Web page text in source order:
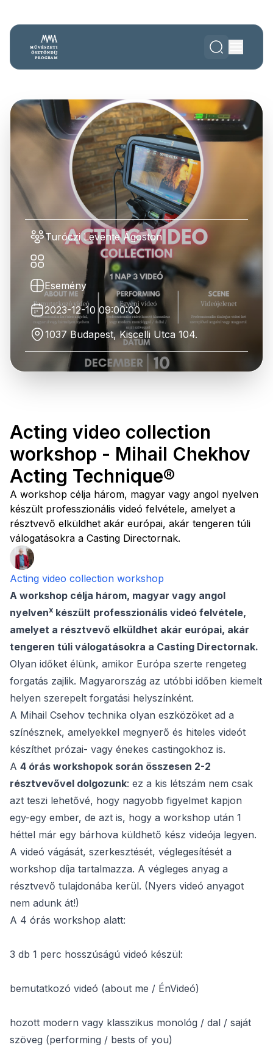
Turóczi Levente Ágoston
Esemény
2023-12-10 09:00:00
1037 Budapest, Kiscelli Utca 104.
Acting video collection
workshop - Mihail Chekhov
Acting Technique®
A workshop célja három, magyar vagy angol nyelven
készült professzionális videó felvétele, amelyet a
résztvevő elküldhet akár európai, akár tengeren túli
válogatásokra a Casting Directornak.
Acting video collection workshop
A workshop célja három, magyar vagy angol
nyelvenx készült professzionális videó felvétele,
amelyet a résztvevő elküldhet akár európai, akár
tengeren túli válogatásokra a Casting Directornak.
Olyan időket élünk, amikor Európa szerte rengeteg
forgatás zajlik. Magyarország az utóbbi időben kiemelt
helyen szerepelt forgatási helyszínként.
A Mihail Csehov technika olyan eszközöket ad a
színésznek, amelyekkel megnyerő és hiteles videót
készíthet prózai- vagy énekes castingokhoz is.
A 4 órás workshopok során összesen 2-2
résztvevővel dolgozunk: ez a kis létszám nem csak
azt teszi lehetővé, hogy nagyobb figyelmet kapjon
egy-egy ember, de azt is, hogy a workshop után 1
héttel már egy bárhova küldhető kész videója legyen.
A videó vágását, szerkesztését, véglegesítését a
workshop díja tartalmazza. A végleges anyag a
résztvevő tulajdonába kerül. (Nyers videó anyagot
nem adunk át!)
A 4 órás workshop alatt:
3 db 1 perc hosszúságú videó készül:
bemutatkozó videó (about me / ÉnVideó)
hozott modern vagy klasszikus monológ / dal / saját
szöveg (performing / bests of you)